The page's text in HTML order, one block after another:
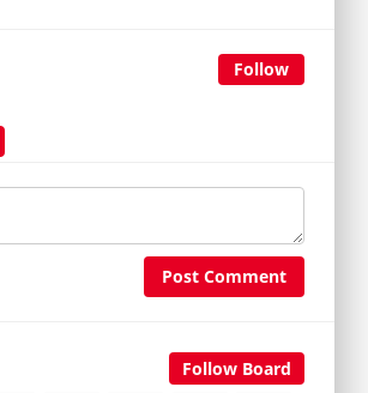
Follow
Post Comment
Follow Board